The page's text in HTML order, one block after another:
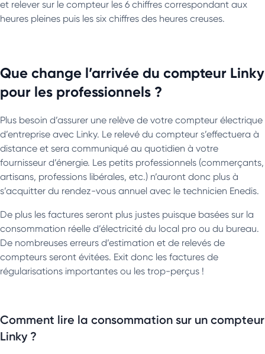
et relever sur le compteur les 6 chiffres correspondant aux
heures pleines puis les six chiffres des heures creuses.
Que change l’arrivée du compteur Linky
pour les professionnels ?
Plus besoin d’assurer une relève de votre compteur électrique
d’entreprise avec Linky. Le relevé du compteur s’effectuera à
distance et sera communiqué au quotidien à votre
fournisseur d’énergie. Les petits professionnels (commerçants,
artisans, professions libérales, etc.) n’auront donc plus à
s’acquitter du rendez-vous annuel avec le technicien Enedis.
De plus les factures seront plus justes puisque basées sur la
consommation réelle d’électricité du local pro ou du bureau.
De nombreuses erreurs d’estimation et de relevés de
compteurs seront évitées. Exit donc les factures de
régularisations importantes ou les trop-perçus !
Comment lire la consommation sur un compteur
Linky ?